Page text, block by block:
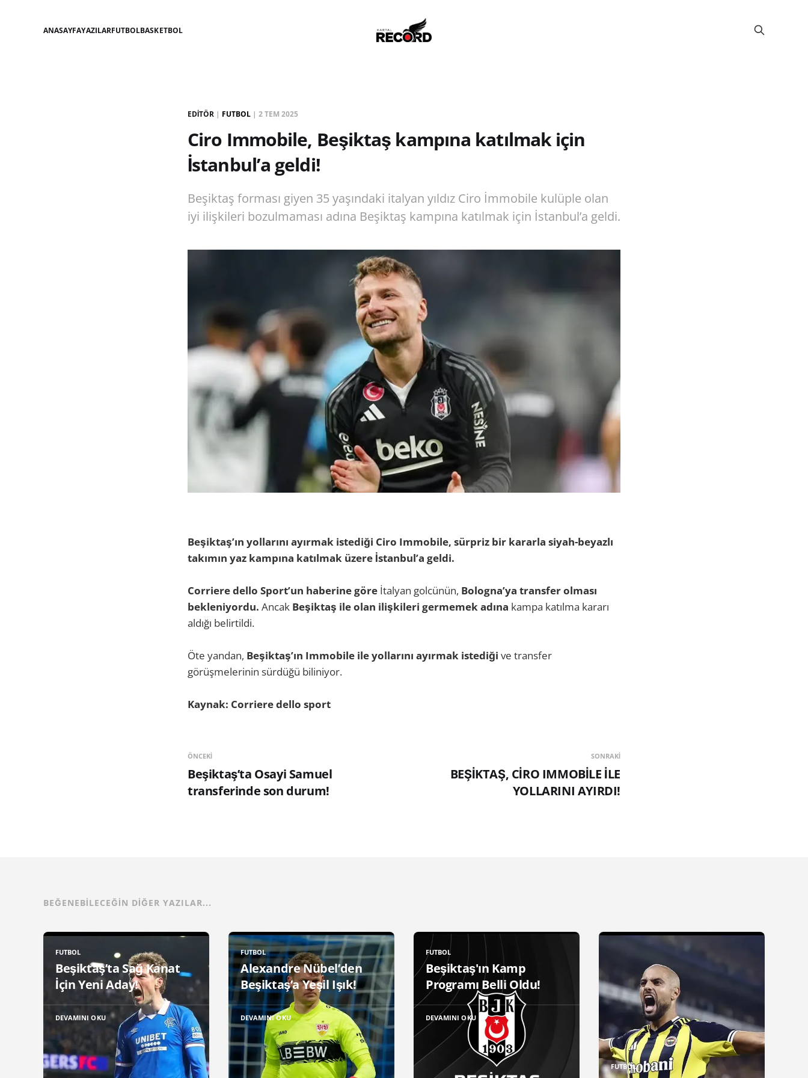
ANASAYFAYAZILARFUTBOLBASKETBOL
EDITÖR | FUTBOL | 2 TEM 2025
Ciro Immobile, Beşiktaş kampına katılmak için
İstanbul’a geldi!
Beşiktaş forması giyen 35 yaşındaki italyan yıldız Ciro İmmobile kulüple olan
iyi ilişkileri bozulmaması adına Beşiktaş kampına katılmak için İstanbul’a geldi.
Beşiktaş’ın yollarını ayırmak istediği Ciro Immobile, sürpriz bir kararla siyah-beyazlı
takımın yaz kampına katılmak üzere İstanbul’a geldi.
Corriere dello Sport’un haberine göre İtalyan golcünün, Bologna’ya transfer olması
bekleniyordu. Ancak Beşiktaş ile olan ilişkileri germemek adına kampa katılma kararı
aldığı belirtildi.
Öte yandan, Beşiktaş’ın Immobile ile yollarını ayırmak istediği ve transfer
görüşmelerinin sürdüğü biliniyor.
Kaynak: Corriere dello sport
ÖNCEKI
Beşiktaş’ta Osayi Samuel
transferinde son durum!
SONRAKI
BEŞİKTAŞ, CİRO IMMOBİLE İLE
YOLLARINI AYIRDI!
BEĞENEBILECEĞIN DIĞER YAZILAR...
FUTBOL
Beşiktaş’ta Sağ Kanat
İçin Yeni Aday!
DEVAMINI OKU
FUTBOL
Alexandre Nübel’den
Beşiktaş’a Yeşil Işık!
DEVAMINI OKU
FUTBOL
Beşiktaş'ın Kamp
Programı Belli Oldu!
DEVAMINI OKU
FUTBOL